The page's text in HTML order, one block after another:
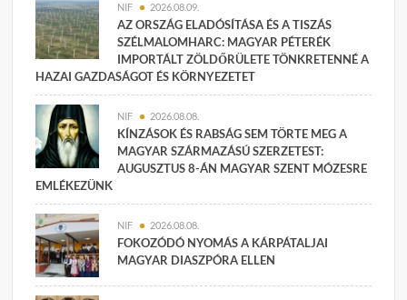
NIF 2026.08.09.
AZ ORSZÁG ELADÓSÍTÁSA ÉS A TISZÁS
SZÉLMALOMHARC: MAGYAR PÉTERÉK
IMPORTÁLT ZÖLDŐRÜLETE TÖNKRETENNÉ A
HAZAI GAZDASÁGOT ÉS KÖRNYEZETET
NIF 2026.08.08.
KÍNZÁSOK ÉS RABSÁG SEM TÖRTE MEG A
MAGYAR SZÁRMAZÁSÚ SZERZETEST:
AUGUSZTUS 8-ÁN MAGYAR SZENT MÓZESRE
EMLÉKEZÜNK
NIF 2026.08.08.
FOKOZÓDÓ NYOMÁS A KÁRPÁTALJAI
MAGYAR DIASZPÓRA ELLEN